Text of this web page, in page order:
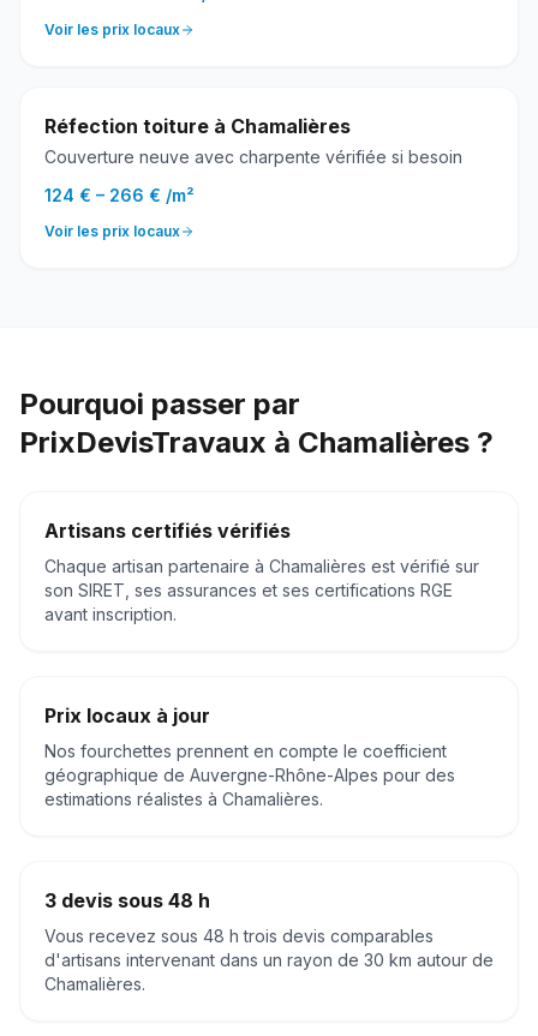
Voir les prix locaux
Réfection toiture à Chamalières
Couverture neuve avec charpente vérifiée si besoin
124 € – 266 € /m²
Voir les prix locaux
Pourquoi passer par
PrixDevisTravaux à Chamalières ?
Artisans certifiés vérifiés
Chaque artisan partenaire à Chamalières est vérifié sur
son SIRET, ses assurances et ses certifications RGE
avant inscription.
Prix locaux à jour
Nos fourchettes prennent en compte le coefficient
géographique de Auvergne-Rhône-Alpes pour des
estimations réalistes à Chamalières.
3 devis sous 48 h
Vous recevez sous 48 h trois devis comparables
d'artisans intervenant dans un rayon de 30 km autour de
Chamalières.